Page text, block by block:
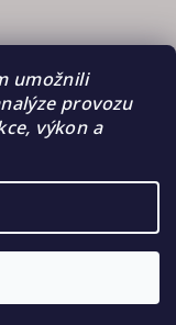
umožnili
provozu
výkon a
vyhrazena.